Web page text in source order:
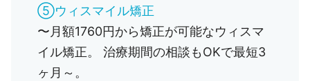
⑤ウィスマイル矯正
〜月額1760円から矯正が可能なウィスマ
イル矯正。 治療期間の相談もOKで最短3
ヶ月～。